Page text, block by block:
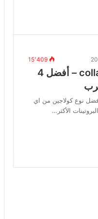
15٬409
كولاجين اي هيرب collagen – أفضل 4
نوع كولاجين من اي
الأكثر…